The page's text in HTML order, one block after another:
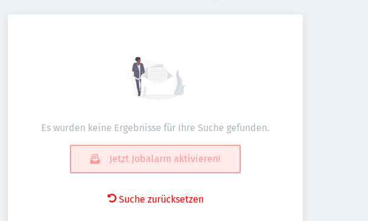
Es wurden keine Ergebnisse für Ihre Suche gefunden.
Jetzt Jobalarm aktivieren!
Suche zurücksetzen